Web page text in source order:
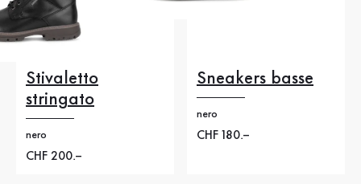
Stivaletto
stringato
nero
Nuovo prezzo
CHF 200.–
Sneakers basse
nero
Nuovo prezzo
CHF 180.–